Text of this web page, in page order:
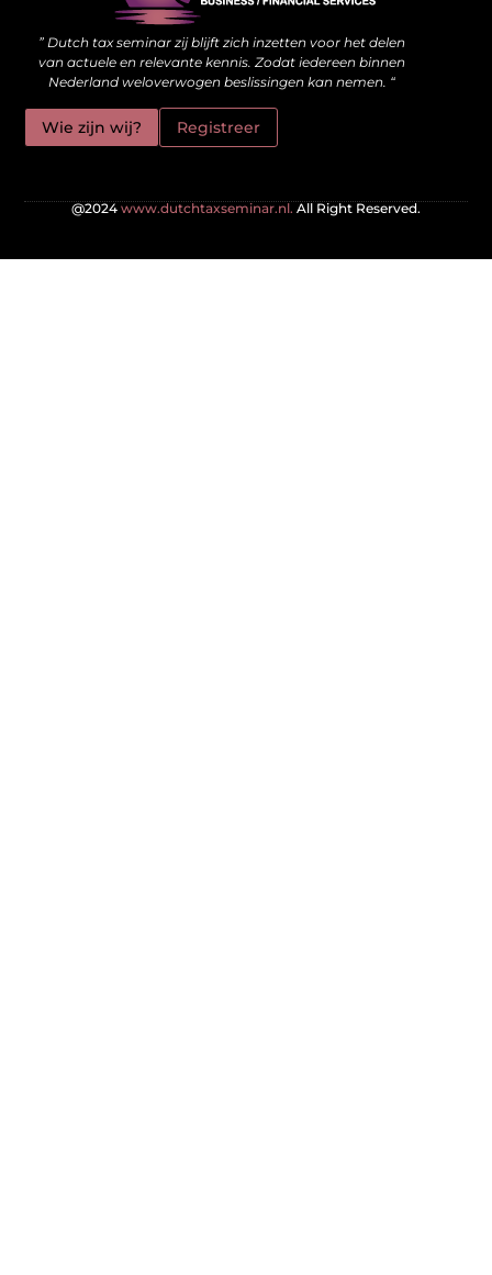
” Dutch tax seminar zij blijft zich inzetten voor het delen
van actuele en relevante kennis. Zodat iedereen binnen
Nederland weloverwogen beslissingen kan nemen. “
Wie zijn wij? Registreer
@2024www.dutchtaxseminar.nl.All Right Reserved.